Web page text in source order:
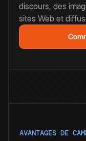
discours, des
sites Web et
AVANTAGES DE